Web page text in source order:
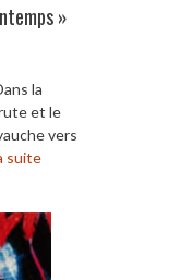
»
la
et le
vers
suite